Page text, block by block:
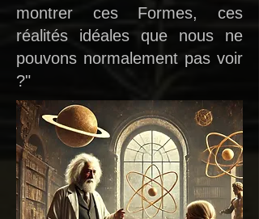
montrer ces Formes, ces
réalités idéales que nous ne
pouvons normalement pas voir
?"